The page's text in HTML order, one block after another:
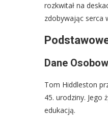
rozkwitał na
zdobywając serca
Dane
Tom Hiddleston
45. urodziny. Jego
edukacją.